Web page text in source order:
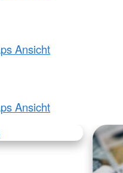
Ansicht
Ansicht